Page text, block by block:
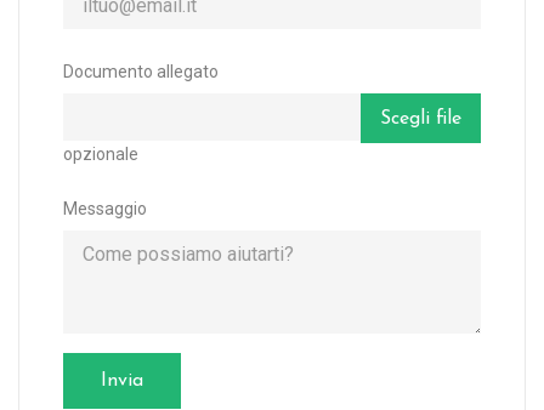
Documento allegato
Scegli file
opzionale
Messaggio